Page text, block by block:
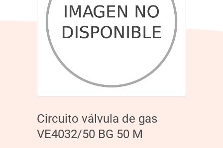
Circuito válvula de gas
VE4032/50 BG 50 M